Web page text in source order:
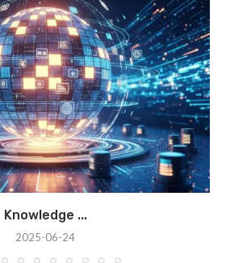
Knowledge ...
2025-06-24